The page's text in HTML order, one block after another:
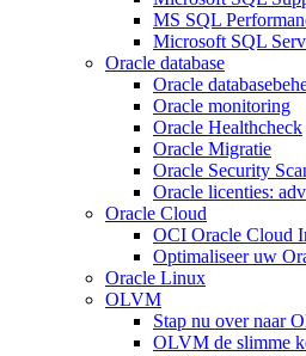
MS SQL
Microsoft SQL
Oracle database
Oracle
Oracle monitoring
Oracle Healthcheck
Oracle Migratie
Oracle Security
Oracle licenties:
Oracle Cloud
OCI Oracle Cloud
Optimaliseer uw
Oracle Linux
OLVM
Stap nu over naar
OLVM de slimme